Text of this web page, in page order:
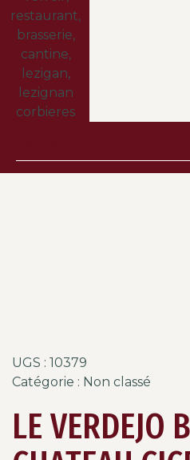
UGS : 10379
Catégorie : Non classé
LE VERDEJO